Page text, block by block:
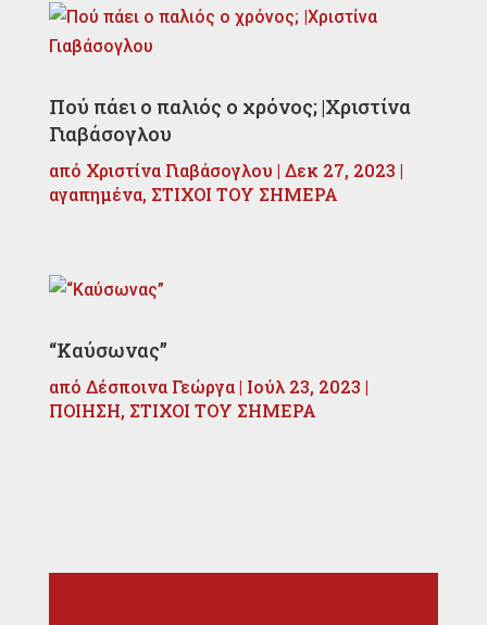
Πού πάει ο παλιός ο χρόνος; |Χριστίνα
Γιαβάσογλου
από Χριστίνα Γιαβάσογλου | Δεκ 27, 2023 |
αγαπημένα, ΣΤΙΧΟΙ ΤΟΥ ΣΗΜΕΡΑ
“Καύσωνας”
από Δέσποινα Γεώργα| Ιούλ 23, 2023 |
ΠΟΙΗΣΗ, ΣΤΙΧΟΙ ΤΟΥ ΣΗΜΕΡΑ